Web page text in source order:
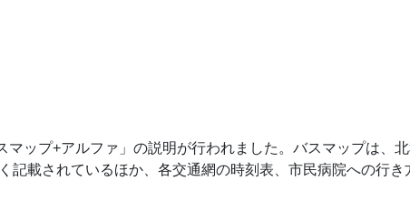
ップ+アルファ」の説明が行われました。バスマップは、
記載されているほか、各交通網の時刻表、市民病院への行